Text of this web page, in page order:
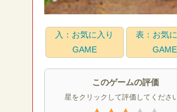
入：お気に入り
GAME
表：お気
GAME
このゲームの評価
星をクリックして評価してください